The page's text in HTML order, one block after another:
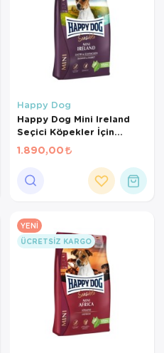
Happy Dog
Happy Dog Mini Ireland
Seçici Köpekler İçin
Somonlu ve Tavşanlı
Küçük Irk Köpek Maması 4
1.890,00
YENI
ÜCRETSIZ KARGO